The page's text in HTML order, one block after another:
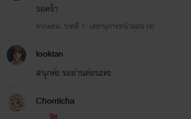
รอคร้า
จากตอน: บทที่ 1: เลขานุการหน้ามอม [4]
looktan
สนุกค่ะ รออ่านต่อนะคะ
Chonticha